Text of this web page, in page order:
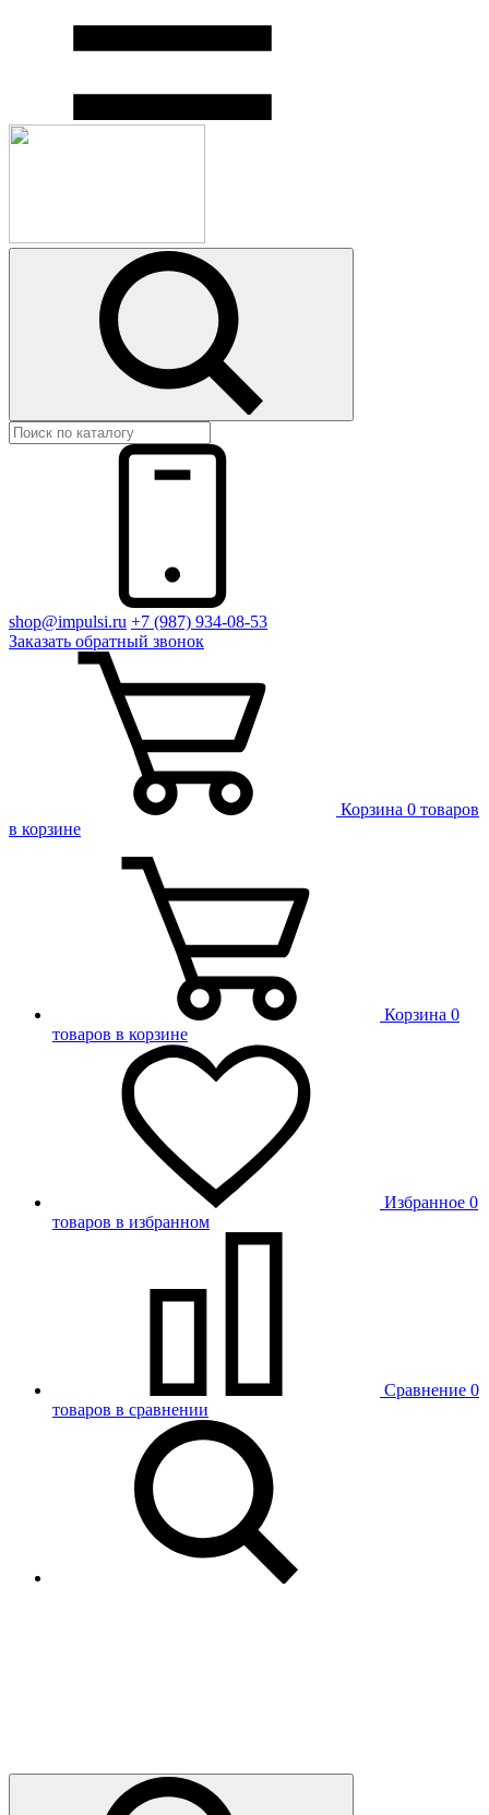
shop@impulsi.ru +7 (987) 934-08-53
Заказать обратный звонок
Корзина 0 товаров
в корзине
Корзина 0
товаров в корзине
Избранное 0
товаров в избранном
Сравнение 0
товаров в сравнении